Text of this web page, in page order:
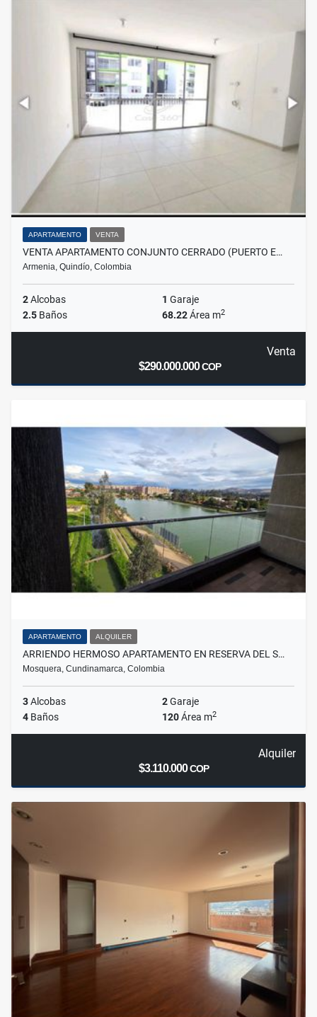
APARTAMENTO VENTA
VENTA APARTAMENTO CONJUNTO CERRADO (PUERTO E…
Armenia, Quindío, Colombia
2Alcobas 1 Garaje
2.5 Baños 68.22Área m2
Venta
$290.000.000COP
APARTAMENTO ALQUILER
ARRIENDO HERMOSO APARTAMENTO EN RESERVA DEL S…
Mosquera, Cundinamarca, Colombia
3Alcobas 2Garaje
4 Baños 120Área m2
Alquiler
$3.110.000COP